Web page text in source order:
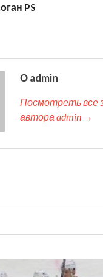
PS
О admin
Посмотреть все
автора admin →